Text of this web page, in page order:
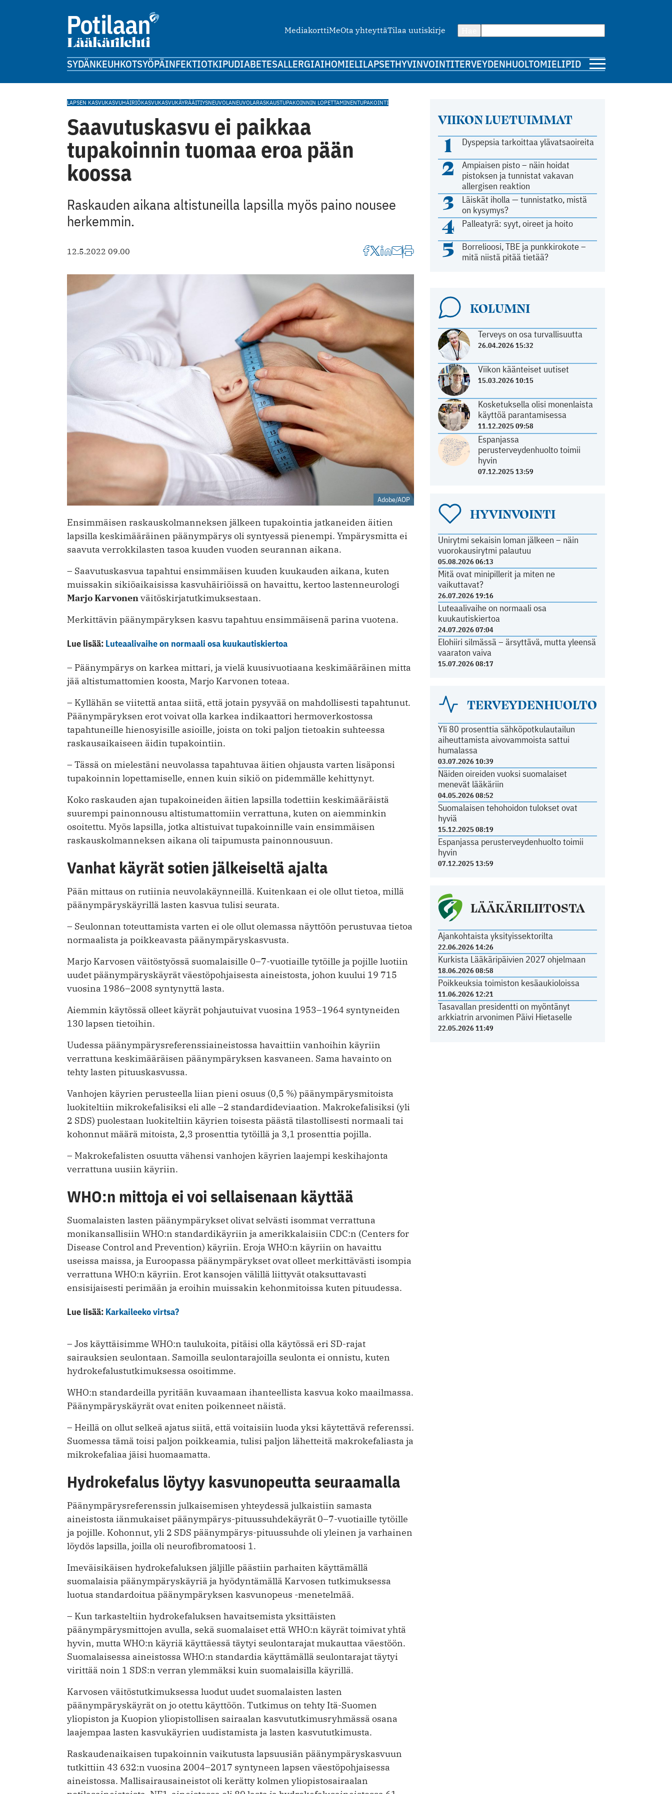
MediakorttiMeOta yhteyttäTilaa uutiskirje
SYDÄNKEUHKOTSYÖPÄINFEKTIOTKIPUDIABETESALLERGIAIHOMIELILAPSETHYVINVOINTITERVEYDENHUOLTOMIELIPIDE
VIIKON LUETUIMMAT
1 Dyspepsia tarkoittaa ylävatsaoireita
2
Ampiaisen pisto – näin hoidat
pistoksen ja tunnistat vakavan
allergisen reaktion
3
Läiskät iholla — tunnistatko, mistä
on kysymys?
4 Palleatyrä: syyt, oireet ja hoito
5
Borrelioosi, TBE ja punkkirokote –
mitä niistä pitää tietää?
KOLUMNI
Terveys on osa turvallisuutta
26.04.2026 15:32
Viikon käänteiset uutiset
15.03.2026 10:15
Kosketuksella olisi monenlaista
käyttöä parantamisessa
11.12.2025 09:58
Espanjassa
perusterveydenhuolto toimii
hyvin
07.12.2025 13:59
HYVINVOINTI
Unirytmi sekaisin loman jälkeen – näin
vuorokausirytmi palautuu
05.08.2026 06:13
Mitä ovat minipillerit ja miten ne
vaikuttavat?
26.07.2026 19:16
Luteaalivaihe on normaali osa
kuukautiskiertoa
24.07.2026 07:04
Elohiiri silmässä – ärsyttävä, mutta yleensä
vaaraton vaiva
15.07.2026 08:17
TERVEYDENHUOLTO
Yli 80 prosenttia sähköpotkulautailun
aiheuttamista aivovammoista sattui
humalassa
03.07.2026 10:39
Näiden oireiden vuoksi suomalaiset
menevät lääkäriin
04.05.2026 08:52
Suomalaisen tehohoidon tulokset ovat
hyviä
15.12.2025 08:19
Espanjassa perusterveydenhuolto toimii
hyvin
07.12.2025 13:59
LÄÄKÄRILIITOSTA
Ajankohtaista yksityissektorilta
22.06.2026 14:26
Kurkista Lääkäripäivien 2027 ohjelmaan
18.06.2026 08:58
Poikkeuksia toimiston kesäaukioloissa
11.06.2026 12:21
Tasavallan presidentti on myöntänyt
arkkiatrin arvonimen Päivi Hietaselle
22.05.2026 11:49
LAPSEN KASVUKASVUHÄIRIÖKASVUKASVUKÄYRÄÄITIYSNEUVOLANEUVOLARASKAUSTUPAKOINNIN LOPETTAMINENTUPAKOINTI
Saavutuskasvu ei paikkaa
tupakoinnin tuomaa eroa pään
koossa
Raskauden aikana altistuneilla lapsilla myös paino nousee
herkemmin.
12.5.2022 09.00
Adobe/AOP
Ensimmäisen raskauskolmanneksen jälkeen tupakointia jatkaneiden äitien
lapsilla keskimääräinen päänympärys oli syntyessä pienempi. Ympärysmitta ei
saavuta verrokkilasten tasoa kuuden vuoden seurannan aikana.
– Saavutuskasvua tapahtui ensimmäisen kuuden kuukauden aikana, kuten
muissakin sikiöaikaisissa kasvuhäiriöissä on havaittu, kertoo lastenneurologi
Marjo Karvonenväitöskirjatutkimuksestaan.
Merkittävin päänympäryksen kasvu tapahtuu ensimmäisenä parina vuotena.
Lue lisää: Luteaalivaihe on normaali osa kuukautiskiertoa
– Päänympärys on karkea mittari, ja vielä kuusivuotiaana keskimääräinen mitta
jää altistumattomien koosta, Marjo Karvonen toteaa.
– Kyllähän se viitettä antaa siitä, että jotain pysyvää on mahdollisesti tapahtunut.
Päänympäryksen erot voivat olla karkea indikaattori hermoverkostossa
tapahtuneille hienosyisille asioille, joista on toki paljon tietoakin suhteessa
raskausaikaiseen äidin tupakointiin.
– Tässä on mielestäni neuvolassa tapahtuvaa äitien ohjausta varten lisäponsi
tupakoinnin lopettamiselle, ennen kuin sikiö on pidemmälle kehittynyt.
Koko raskauden ajan tupakoineiden äitien lapsilla todettiin keskimääräistä
suurempi painonnousu altistumattomiin verrattuna, kuten on aiemminkin
osoitettu. Myös lapsilla, jotka altistuivat tupakoinnille vain ensimmäisen
raskauskolmanneksen aikana oli taipumusta painonnousuun.
Vanhat käyrät sotien jälkeiseltä ajalta
Pään mittaus on rutiinia neuvolakäynneillä. Kuitenkaan ei ole ollut tietoa, millä
päänympäryskäyrillä lasten kasvua tulisi seurata.
– Seulonnan toteuttamista varten ei ole ollut olemassa näyttöön perustuvaa tietoa
normaalista ja poikkeavasta päänympäryskasvusta.
Marjo Karvosen väitöstyössä suomalaisille 0–7-vuotiaille tytöille ja pojille luotiin
uudet päänympäryskäyrät väestöpohjaisesta aineistosta, johon kuului 19 715
vuosina 1986–2008 syntynyttä lasta.
Aiemmin käytössä olleet käyrät pohjautuivat vuosina 1953–1964 syntyneiden
130 lapsen tietoihin.
Uudessa päänympärysreferenssiaineistossa havaittiin vanhoihin käyriin
verrattuna keskimääräisen päänympäryksen kasvaneen. Sama havainto on
tehty lasten pituuskasvussa.
Vanhojen käyrien perusteella liian pieni osuus (0,5 %) päänympärysmitoista
luokiteltiin mikrokefalisiksi eli alle –2 standardideviaation. Makrokefalisiksi (yli
2 SDS) puolestaan luokiteltiin käyrien toisesta päästä tilastollisesti normaali tai
kohonnut määrä mitoista, 2,3 prosenttia tytöillä ja 3,1 prosenttia pojilla.
– Makrokefalisten osuutta vähensi vanhojen käyrien laajempi keskihajonta
verrattuna uusiin käyriin.
WHO:n mittoja ei voi sellaisenaan käyttää
Suomalaisten lasten päänympärykset olivat selvästi isommat verrattuna
monikansallisiin WHO:n standardikäyriin ja amerikkalaisiin CDC:n (Centers for
Disease Control and Prevention) käyriin. Eroja WHO:n käyriin on havaittu
useissa maissa, ja Euroopassa päänympärykset ovat olleet merkittävästi isompia
verrattuna WHO:n käyriin. Erot kansojen välillä liittyvät otaksuttavasti
ensisijaisesti perimään ja eroihin muissakin kehonmitoissa kuten pituudessa.
Lue lisää: Karkaileeko virtsa?
– Jos käyttäisimme WHO:n taulukoita, pitäisi olla käytössä eri SD-rajat
sairauksien seulontaan. Samoilla seulontarajoilla seulonta ei onnistu, kuten
hydrokefalustutkimuksessa osoitimme.
WHO:n standardeilla pyritään kuvaamaan ihanteellista kasvua koko maailmassa.
Päänympäryskäyrät ovat eniten poikenneet näistä.
– Heillä on ollut selkeä ajatus siitä, että voitaisiin luoda yksi käytettävä referenssi.
Suomessa tämä toisi paljon poikkeamia, tulisi paljon lähetteitä makrokefaliasta ja
mikrokefaliaa jäisi huomaamatta.
Hydrokefalus löytyy kasvunopeutta seuraamalla
Päänympärysreferenssin julkaisemisen yhteydessä julkaistiin samasta
aineistosta iänmukaiset päänympärys-pituussuhdekäyrät 0–7-vuotiaille tytöille
ja pojille. Kohonnut, yli 2 SDS päänympärys-pituussuhde oli yleinen ja varhainen
löydös lapsilla, joilla oli neurofibromatoosi 1.
Imeväisikäisen hydrokefaluksen jäljille päästiin parhaiten käyttämällä
suomalaisia päänympäryskäyriä ja hyödyntämällä Karvosen tutkimuksessa
luotua standardoitua päänympäryksen kasvunopeus -menetelmää.
– Kun tarkasteltiin hydrokefaluksen havaitsemista yksittäisten
päänympärysmittojen avulla, sekä suomalaiset että WHO:n käyrät toimivat yhtä
hyvin, mutta WHO:n käyriä käyttäessä täytyi seulontarajat mukauttaa väestöön.
Suomalaisessa aineistossa WHO:n standardia käyttämällä seulontarajat täytyi
virittää noin 1 SDS:n verran ylemmäksi kuin suomalaisilla käyrillä.
Karvosen väitöstutkimuksessa luodut uudet suomalaisten lasten
päänympäryskäyrät on jo otettu käyttöön. Tutkimus on tehty Itä-Suomen
yliopiston ja Kuopion yliopistollisen sairaalan kasvututkimusryhmässä osana
laajempaa lasten kasvukäyrien uudistamista ja lasten kasvututkimusta.
Raskaudenaikaisen tupakoinnin vaikutusta lapsuusiän päänympäryskasvuun
tutkittiin 43 632:n vuosina 2004–2017 syntyneen lapsen väestöpohjaisessa
aineistossa. Mallisairausaineistot oli kerätty kolmen yliopistosairaalan